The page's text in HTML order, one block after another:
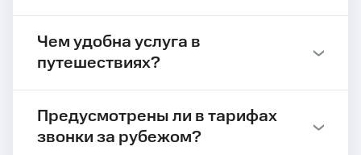
Чем удобна услуга в
путешествиях?
Предусмотрены ли в тарифах
звонки за рубежом?